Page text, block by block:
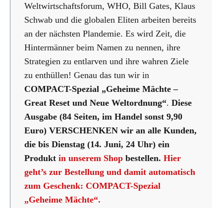
Weltwirtschaftsforum, WHO, Bill Gates, Klaus
Schwab und die globalen Eliten arbeiten bereits
an der nächsten Plandemie. Es wird Zeit, die
Hintermänner beim Namen zu nennen, ihre
Strategien zu entlarven und ihre wahren Ziele
zu enthüllen! Genau das tun wir in
COMPACT-Spezial „Geheime Mächte –
Great Reset und Neue Weltordnung“. Diese
Ausgabe (84 Seiten, im Handel sonst 9,90
Euro) VERSCHENKEN wir an alle Kunden,
die bis Dienstag (14. Juni, 24 Uhr) ein
Produkt in unserem Shop bestellen. Hier
geht’s zur Bestellung und damit automatisch
zum Geschenk: COMPACT-Spezial
„Geheime Mächte“.